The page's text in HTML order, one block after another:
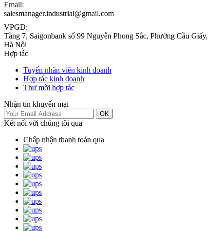
Email:
salesmanager.industrial@gmail.com
VPGD:
Tầng 7, Saigonbank số 99 Nguyễn Phong Sắc, Phường Cầu Giấy,
Hà Nội
Hợp tác
Tuyển nhân viên kinh doanh
Hợp tác kinh doanh
Thư mời hợp tác
Nhận tin khuyến mại
OK
Kết nối với chúng tôi qua
Chấp nhận thanh toán qua